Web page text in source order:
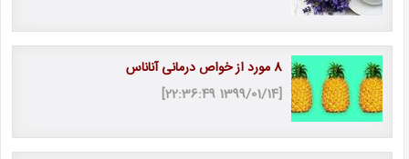
8 مورد از خواص درمانی آناناس
[1399/01/14 22:36:49]